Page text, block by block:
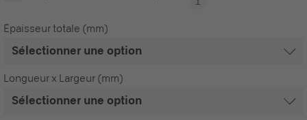
Épaisseur totale (mm)
Longueur x Largeur (mm)